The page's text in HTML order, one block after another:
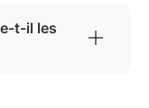
t-il les